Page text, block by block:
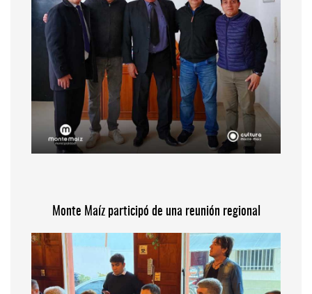
Monte Maíz participó de una reunión regional